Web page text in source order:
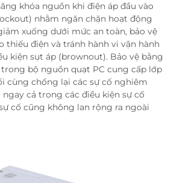
khóa nguồn khi điện áp đầu vào
nhằm ngăn chặn hoạt động
xuống dưới mức an toàn, bảo vệ
thiếu điện và tránh hành vi vận hành
kiện sụt áp (brownout). Bảo vệ bằng
bộ nguồn quạt PC cung cấp lớp
cùng chống lại các sự cố nghiêm
cả trong các điều kiện sự cố
cố cũng không lan rộng ra ngoài